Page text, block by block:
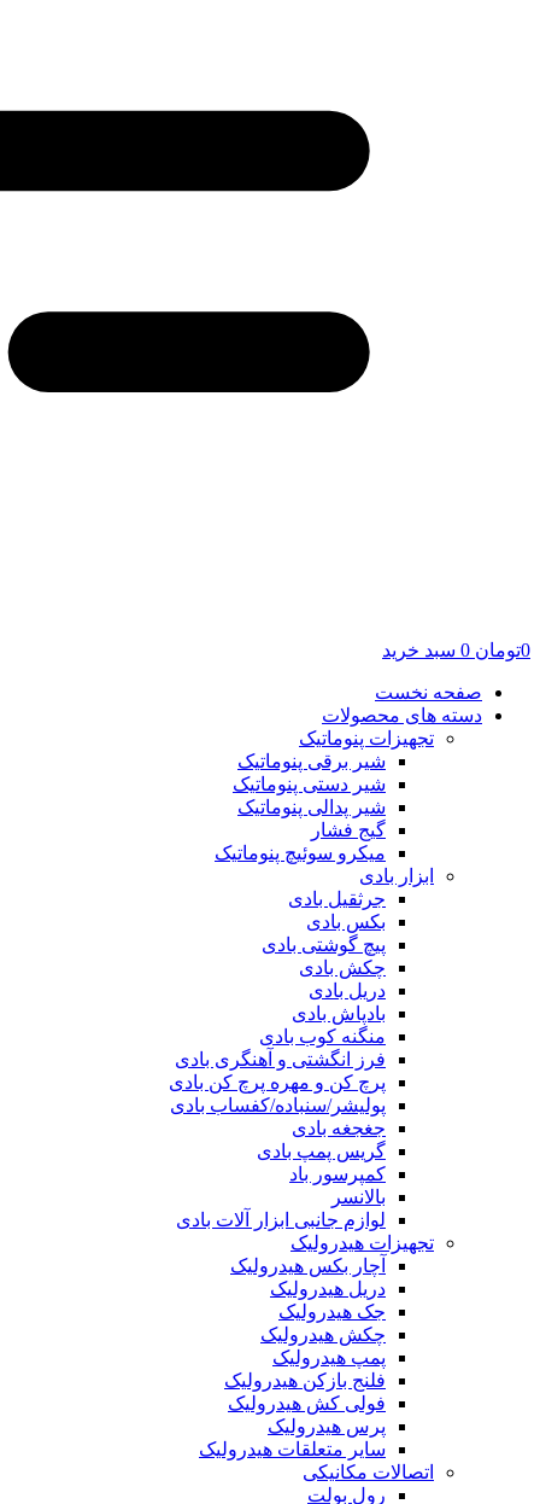
0تومان 0 سبد خرید
صفحه نخست
دسته های محصولات
تجهیزات پنوماتیک
شیر برقی پنوماتیک
شیر دستی پنوماتیک
شیر پدالی پنوماتیک
گیج فشار
میکرو سوئیچ پنوماتیک
ابزار بادی
جرثقیل بادی
بکس بادی
پیچ گوشتی بادی
چکش بادی
دریل بادی
بادپاش بادی
منگنه کوب بادی
فرز انگشتی و آهنگری بادی
پرچ کن و مهره پرچ کن بادی
پولیشر/سنباده/کفساب بادی
جغجغه بادی
گریس پمپ بادی
کمپرسور باد
بالانسر
لوازم جانبی ابزار آلات بادی
تجهیزات هیدرولیک
آچار بکس هیدرولیک
دریل هیدرولیک
جک هیدرولیک
چکش هیدرولیک
پمپ هیدرولیک
فلنج بازکن هیدرولیک
فولی کش هیدرولیک
پرس هیدرولیک
سایر متعلقات هیدرولیک
اتصالات مکانیکی
رول بولت